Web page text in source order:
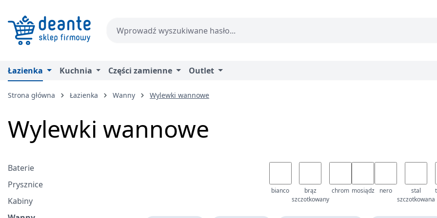
Łazienka Kuchnia Części zamienne Outlet
Strona główna Łazienka Wanny Wylewki wannowe
Wylewki wannowe
Baterie
Prysznice
Kabiny
bianco
brąz
szczotkowany
chrom mosiądz nero
stal
szczotkowana